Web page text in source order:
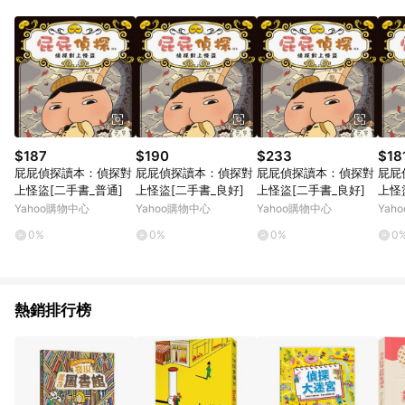
3. 訂單回饋金額將扣除運費/購物金/超贈點/福利金/紅利折抵/折
價券等虛擬貨幣折抵 4. 大宗採購或批發轉賣不具回饋資格： 如
有相關事證認定您為大宗採購、批發轉賣而非最終消費使用者，
相關認定以Yahoo購物中心之認定為準
$187
屁屁偵探讀本：偵探對
上怪盜[二手書_普通]
Yahoo購物中心
0%
$190
屁屁偵探讀本：偵探對
上怪盜[二手書_良好]
Yahoo購物中心
0%
$233
屁屁偵探讀本：偵探對
上怪盜[二手書_良好]
Yahoo購物中心
0%
屁屁
上
熱銷排行榜